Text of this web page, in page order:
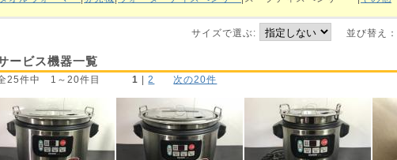
サイズで選ぶ: 並び替え：
ービス機器一覧
25件中 1～20件目 1 | 2 次の20件